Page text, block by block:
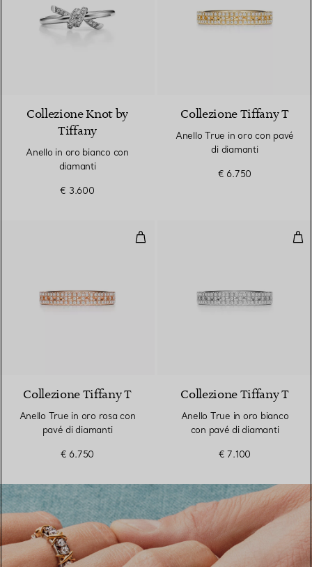
Collezione Knot by
Tiffany
Anello in oro bianco con
diamanti
€ 3.600
Collezione Tiffany T
Anello True in oro con pavé
di diamanti
€ 6.750
Anello True in oro rosa con
Collezione Tiffany T
Anello True in oro rosa con
pavé di diamanti
€ 6.750
Collezione Tiffany T
Anello True in oro bianco
con pavé di diamanti
€ 7.100